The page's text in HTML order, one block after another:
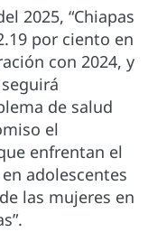
2025, “Chiapas
por ciento en
con 2024, y
de salud
el
enfrentan el
adolescentes
las mujeres en